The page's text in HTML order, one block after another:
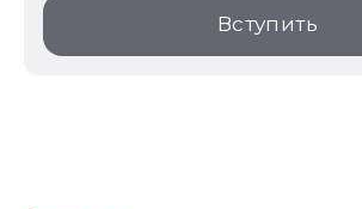
Вступить